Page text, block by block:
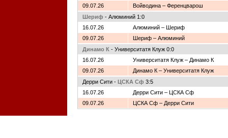
09.07.26
Войводина – Ференцварош
Шериф - Алюминий 1:0
16.07.26
Алюминий – Шериф
09.07.26
Шериф – Алюминий
Динамо К - Университатя Клуж 0:0
16.07.26
Университатя Клуж – Динамо К
09.07.26
Динамо К – Университатя Клуж
Дерри Сити - ЦСКА Сф 3:5
16.07.26
Дерри Сити – ЦСКА Сф
09.07.26
ЦСКА Сф – Дерри Сити